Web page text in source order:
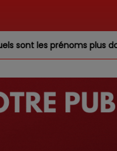
plus donnés chez nous ?